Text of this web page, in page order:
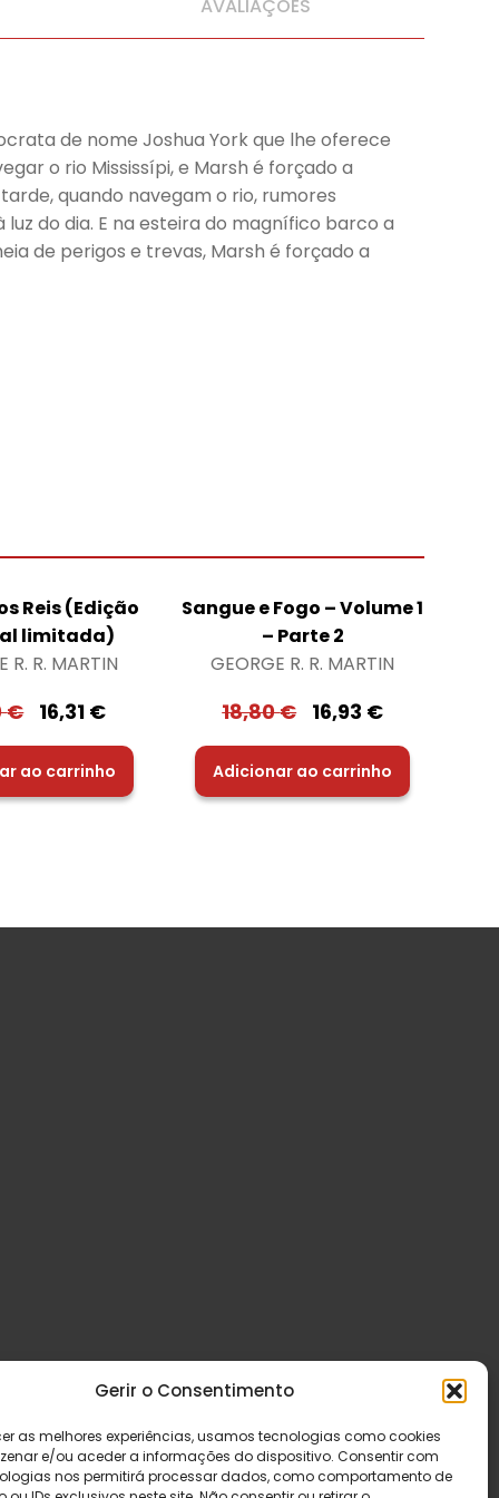
Gerir o Consentimento
as melhores experiências, usamos tecnologias como cookies
e/ou aceder a informações do dispositivo. Consentir com
nos permitirá processar dados, como comportamento de
AVALIAÇÕES
de nome Joshua York que lhe oferece
o rio Mississípi, e Marsh é forçado a
quando navegam o rio, rumores
do dia. E na esteira do magnífico barco a
de perigos e trevas, Marsh é forçado a
Reis (Edição
limitada)
R. R. MARTIN
€ 16,31 €
ao carrinho
Sangue e Fogo – Volume 1
– Parte 2
GEORGE R. R. MARTIN
18,80€ 16,93 €
Adicionar ao carrinho